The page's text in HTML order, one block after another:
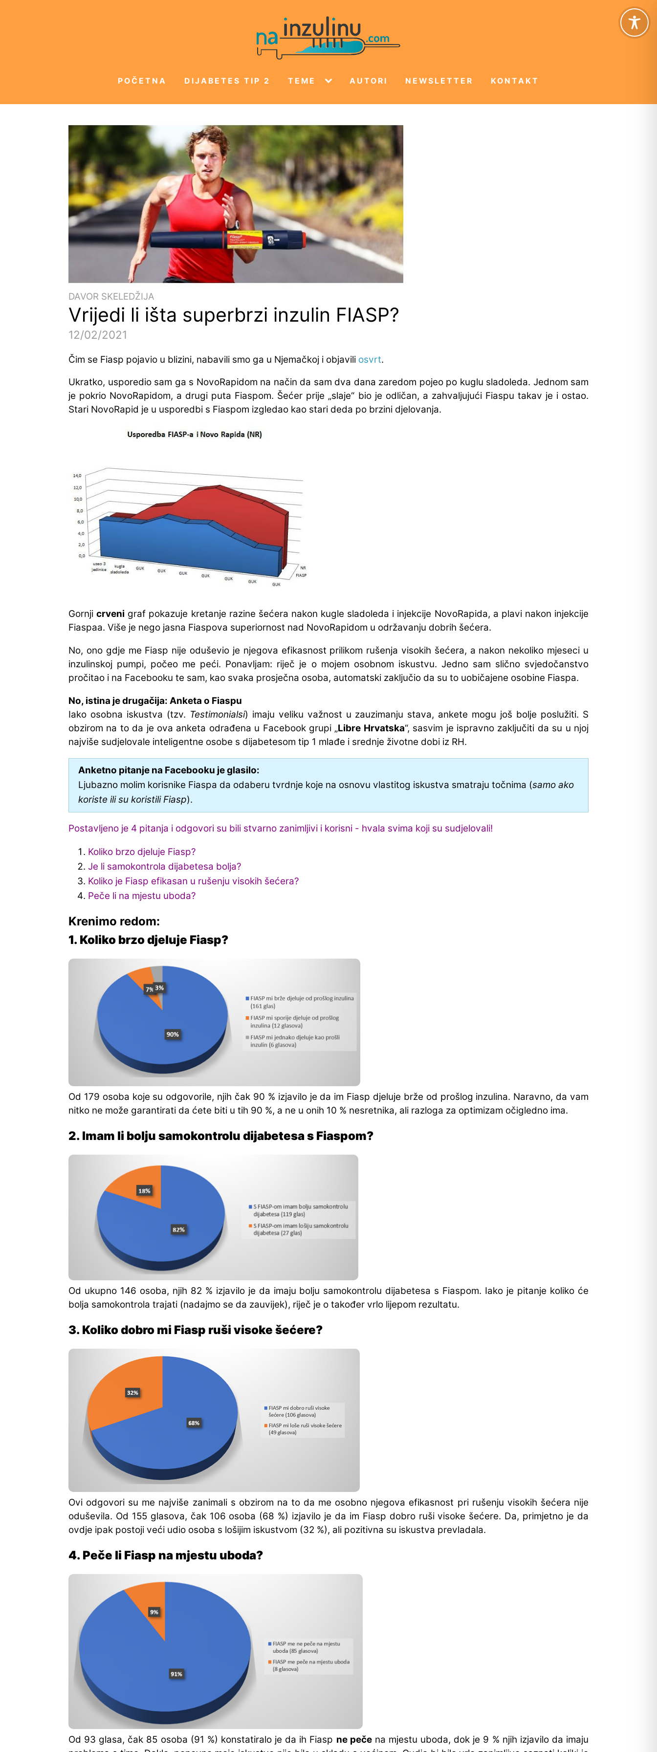
POČETNA DIJABETES TIP 2 TEME AUTORI NEWSLETTER KONTAKT
DAVOR SKELEDŽIJA
Vrijedi li išta superbrzi inzulin FIASP?
12/02/2021
Čim se Fiasp pojavio u blizini, nabavili smo ga u Njemačkoj i objavili osvrt.
Ukratko, usporedio sam ga s NovoRapidom na način da sam dva dana zaredom pojeo po kuglu sladoleda. Jednom sam
je pokrio NovoRapidom, a drugi puta Fiaspom. Šećer prije „slaje“ bio je odličan, a zahvaljujući Fiaspu takav je i ostao.
Stari NovoRapid je u usporedbi s Fiaspom izgledao kao stari deda po brzini djelovanja.
Gornjicrveni graf pokazuje kretanje razine šećera nakon kugle sladoleda i injekcije NovoRapida, a plavi nakon injekcije
Fiaspaa. Više je nego jasna Fiaspova superiornost nad NovoRapidom u održavanju dobrih šećera.
No, ono gdje me Fiasp nije oduševio je njegova efikasnost prilikom rušenja visokih šećera, a nakon nekoliko mjeseci u
inzulinskoj pumpi, počeo me peći. Ponavljam: riječ je o mojem osobnom iskustvu. Jedno sam slično svjedočanstvo
pročitao i na Facebooku te sam, kao svaka prosječna osoba, automatski zaključio da su to uobičajene osobine Fiaspa.
No, istina je drugačija: Anketa o Fiaspu
Iako osobna iskustva (tzv. Testimonialsi) imaju veliku važnost u zauzimanju stava, ankete mogu još bolje poslužiti. S
obzirom na to da je ova anketa odrađena u Facebook grupi „Libre Hrvatska“, sasvim je ispravno zaključiti da su u njoj
najviše sudjelovale inteligentne osobe s dijabetesom tip 1 mlađe i srednje životne dobi iz RH.
Anketno pitanje na Facebooku je glasilo:
Ljubazno molim korisnike Fiaspa da odaberu tvrdnje koje na osnovu vlastitog iskustva smatraju točnima (samo ako
koriste ili su koristili Fiasp).
Postavljeno je 4 pitanja i odgovori su bili stvarno zanimljivi i korisni - hvala svima koji su sudjelovali!
Koliko brzo djeluje Fiasp?
Je li samokontrola dijabetesa bolja?
Koliko je Fiasp efikasan u rušenju visokih šećera?
Peče li na mjestu uboda?
Krenimo redom:
1. Koliko brzo djeluje Fiasp?
Od 179 osoba koje su odgovorile, njih čak 90 % izjavilo je da im Fiasp djeluje brže od prošlog inzulina. Naravno, da vam
nitko ne može garantirati da ćete biti u tih 90 %, a ne u onih 10 % nesretnika, ali razloga za optimizam očigledno ima.
2. Imam li bolju samokontrolu dijabetesa s Fiaspom?
Od ukupno 146 osoba, njih 82 % izjavilo je da imaju bolju samokontrolu dijabetesa s Fiaspom. Iako je pitanje koliko će
bolja samokontrola trajati (nadajmo se da zauvijek), riječ je o također vrlo lijepom rezultatu.
3. Koliko dobro mi Fiasp ruši visoke šećere?
Ovi odgovori su me najviše zanimali s obzirom na to da me osobno njegova efikasnost pri rušenju visokih šećera nije
oduševila. Od 155 glasova, čak 106 osoba (68 %) izjavilo je da im Fiasp dobro ruši visoke šećere. Da, primjetno je da
ovdje ipak postoji veći udio osoba s lošijim iskustvom (32 %), ali pozitivna su iskustva prevladala.
4. Peče li Fiasp na mjestu uboda?
Od 93 glasa, čak 85 osoba (91 %) konstatiralo je da ih Fiasp ne pečena mjestu uboda, dok je 9 % njih izjavilo da imaju